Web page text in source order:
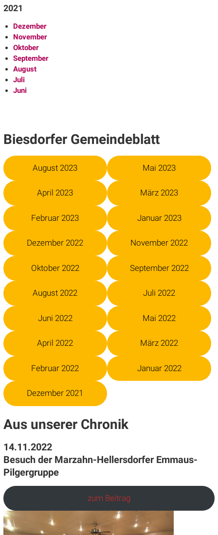
2021
Dezember
November
Oktober
September
August
Juli
Juni
Biesdorfer Gemeindeblatt
August 2023 Mai 2023
April 2023 März 2023
Februar 2023 Januar 2023
Dezember 2022 November 2022
Oktober 2022 September 2022
August 2022 Juli 2022
Juni 2022 Mai 2022
April 2022 März 2022
Februar 2022 Januar 2022
Dezember 2021
Aus unserer Chronik
14.11.2022
Besuch der Marzahn-Hellersdorfer Emmaus-
Pilgergruppe
zum Beitrag